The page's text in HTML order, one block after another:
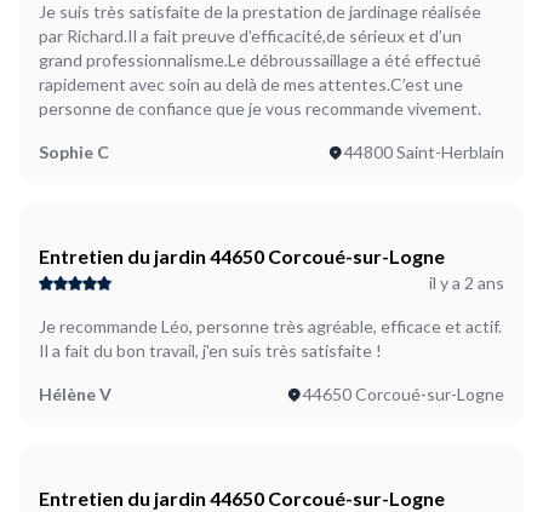
Je suis très satisfaite de la prestation de jardinage réalisée
par Richard.Il a fait preuve d’efficacité,de sérieux et d’un
grand professionnalisme.Le débroussaillage a été effectué
rapidement avec soin au delà de mes attentes.C’est une
personne de confiance que je vous recommande vivement.
Sophie C 44800 Saint-Herblain
Entretien du jardin 44650 Corcoué-sur-Logne
il y a 2 ans
Je recommande Léo, personne très agréable, efficace et actif.
Il a fait du bon travail, j'en suis très satisfaite !
Hélène V 44650 Corcoué-sur-Logne
Entretien du jardin 44650 Corcoué-sur-Logne